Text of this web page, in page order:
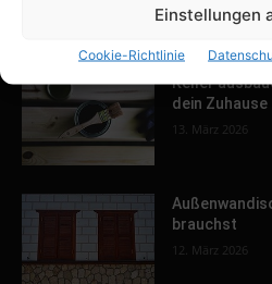
Einstellungen
Cookie-Richtlinie
Keller
dein Zuhause
13. März 2026
brauchst
12. März 2026